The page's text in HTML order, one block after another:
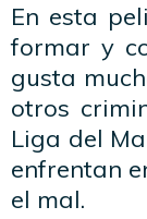
En esta
formar y
gusta
otros
Liga del
enfrentan
el mal.